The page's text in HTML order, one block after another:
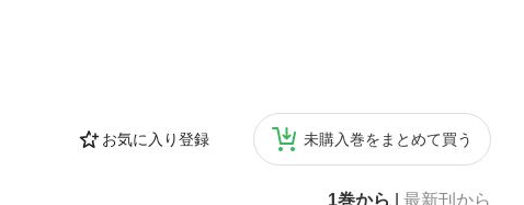
お気に入り登録 未購入巻をまとめて買う
1巻から 最新刊から